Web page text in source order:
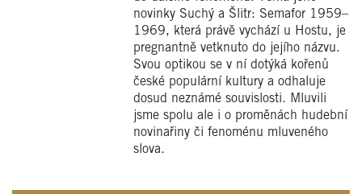
novinky Suchý a Šlitr: Semafor 1959–
1969, která právě vychází u Hostu, je
pregnantně vetknuto do jejího názvu.
Svou optikou se v ní dotýká kořenů
české populární kultury a odhaluje
dosud neznámé souvislosti. Mluvili
jsme spolu ale i o proměnách hudební
novinařiny či fenoménu mluveného
slova.